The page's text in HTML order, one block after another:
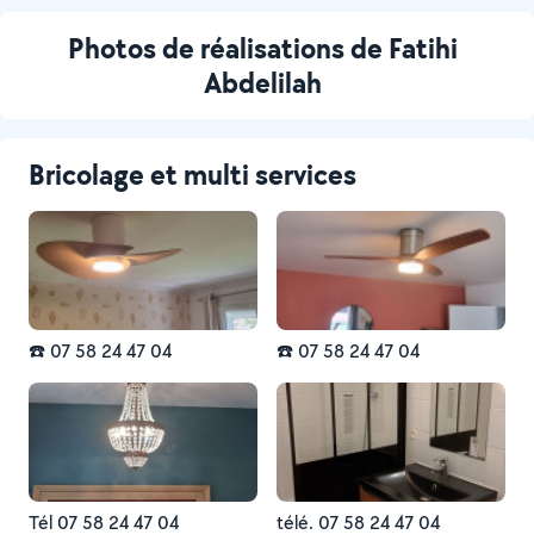
Photos de réalisations de Fatihi
Abdelilah
Bricolage et multi services
☎️ 07 58 24 47 04 ☎️ 07 58 24 47 04
Tél 07 58 24 47 04 télé. 07 58 24 47 04